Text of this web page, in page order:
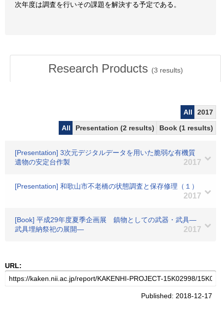
次年度は調査を行いその課題を解決する予定である。
Research Products (3 results)
All
2017
All
Presentation (2 results) Book (1 results)
[Presentation] 3次元デジタルデータを用いた脆弱な有機質
遺物の安定台作製
2017
[Presentation] 和歌山市不老橋の状態調査と保存修理（１）
2017
[Book] 平成29年度夏季企画展 鎮物としての武器・武具―
武具埋納祭祀の展開―
2017
URL:
Published: 2018-12-17